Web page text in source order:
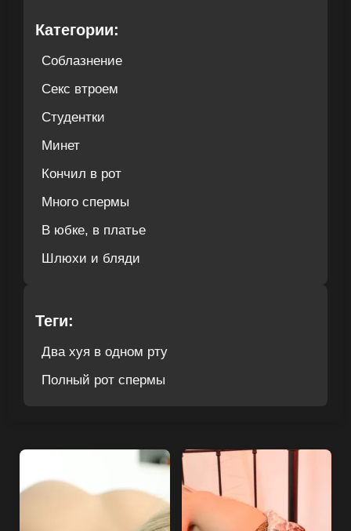
Категории:
Соблазнение
Секс втроем
Студентки
Минет
Кончил в рот
Много спермы
В юбке, в платье
Шлюхи и бляди
Теги:
Два хуя в одном рту
Полный рот спермы